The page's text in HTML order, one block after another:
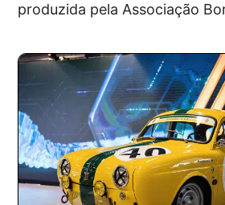
produzida pela Associação